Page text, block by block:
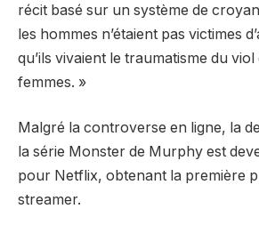
récit basé sur un système de
les hommes n’étaient pas victimes
qu’ils vivaient le traumatisme du
femmes. »
Malgré la controverse en ligne, la
la série Monster de Murphy est
pour Netflix, obtenant la première
streamer.